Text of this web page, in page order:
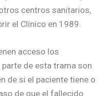
centros sanitarios,
el Clínico en 1989.
acceso los
de esta trama son
de si el paciente tiene o
de que el fallecido